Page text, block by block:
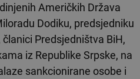
Američkih Država
Dodiku, predsjedniku
Predsjedništva BiH,
iz Republike Srpske, na
sankcionirane osobe i